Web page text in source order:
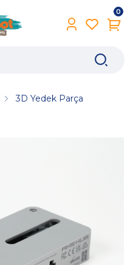
0
3D Yedek Parça